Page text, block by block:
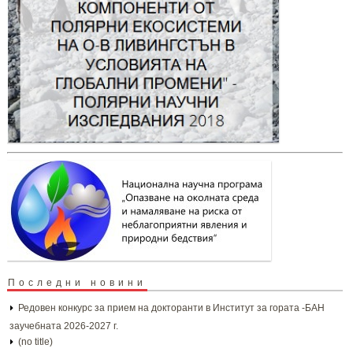
Последни новини
Редовен конкурс за прием на докторанти в Институт за гората -БАН
заучебната 2026-2027 г.
(no title)